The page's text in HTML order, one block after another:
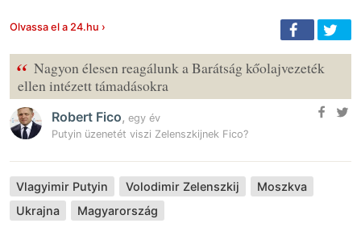
Olvassa el a 24.hu ›
“ Nagyon élesen reagálunk a Barátság kőolajvezeték
ellen intézett támadásokra
Robert Fico, egy év
Putyin üzenetét viszi Zelenszkijnek Fico?
Vlagyimir Putyin Volodimir Zelenszkij
Moszkva
Ukrajna
Magyarország